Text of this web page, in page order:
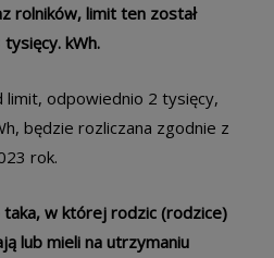
rolników, limit ten został
kWh.
limit, odpowiednio 2 tysięcy,
będzie rozliczana zgodnie z
rok.
w której rodzic (rodzice)
lub mieli na utrzymaniu